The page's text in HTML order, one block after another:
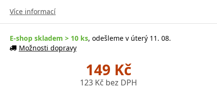
Více informací
E-shop skladem > 10 ks, odešleme v úterý 11. 08.
Možnosti dopravy
149 Kč
123 Kč bez DPH